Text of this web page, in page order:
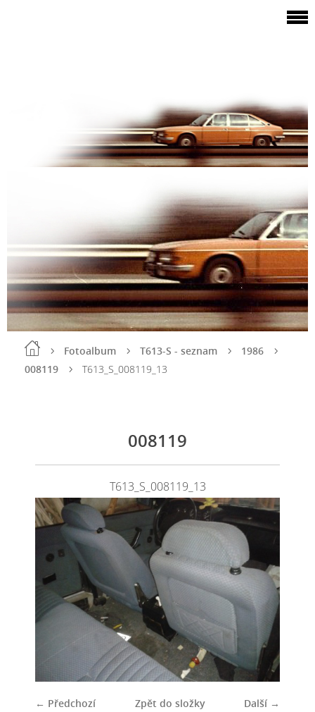
Fotoalbum T613-S - seznam
1986
008119
T613_S_008119_13
008119
T613_S_008119_13
← Předchozí Další →
Zpět do složky